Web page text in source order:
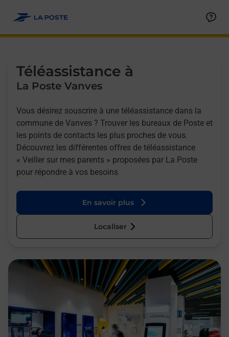
Téléassistance à
La Poste Vanves
Vous désirez souscrire à une téléassistance dans la
commune de Vanves ? Trouver les bureaux de Poste et
les points de contacts les plus proches de vous.
Découvrez les différentes offres de téléassistance
« Veiller sur mes parents » proposées par La Poste
pour répondre à vos besoins
En savoir plus
Localiser